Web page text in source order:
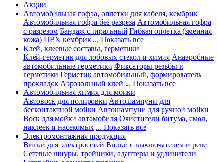
Акции
Автомобильная гофра, оплетки для кабеля, кембрик
Автомобильная гофра без разреза Автомобильная гофра
с разрезом Бандаж спиральный Гибкая оплетка (змеиная
кожа) ПВХ кембрик ... Показать все
Клей, клеевые составы, герметики
Клей-герметик для лобовых стекол и химия Анаэробные
автомобильные герметики Фиксаторы резьбы и
герметики Герметик автомобильный, формирователь
прокладок Аэрозольный клей ... Показать все
Автомобильная химия для мойки
Автовоск для полировки Автошампуни для
бесконтактной мойки Автошампуни для ручной мойки
Воск для мойки автомобиля Очистители битума, смол,
наклеек и насекомых ... Показать все
Электромонтажная продукция
Вилки для электросетей Вилки с выключателем и реле
Сетевые шнуры, тройники, адаптеры и удлинители